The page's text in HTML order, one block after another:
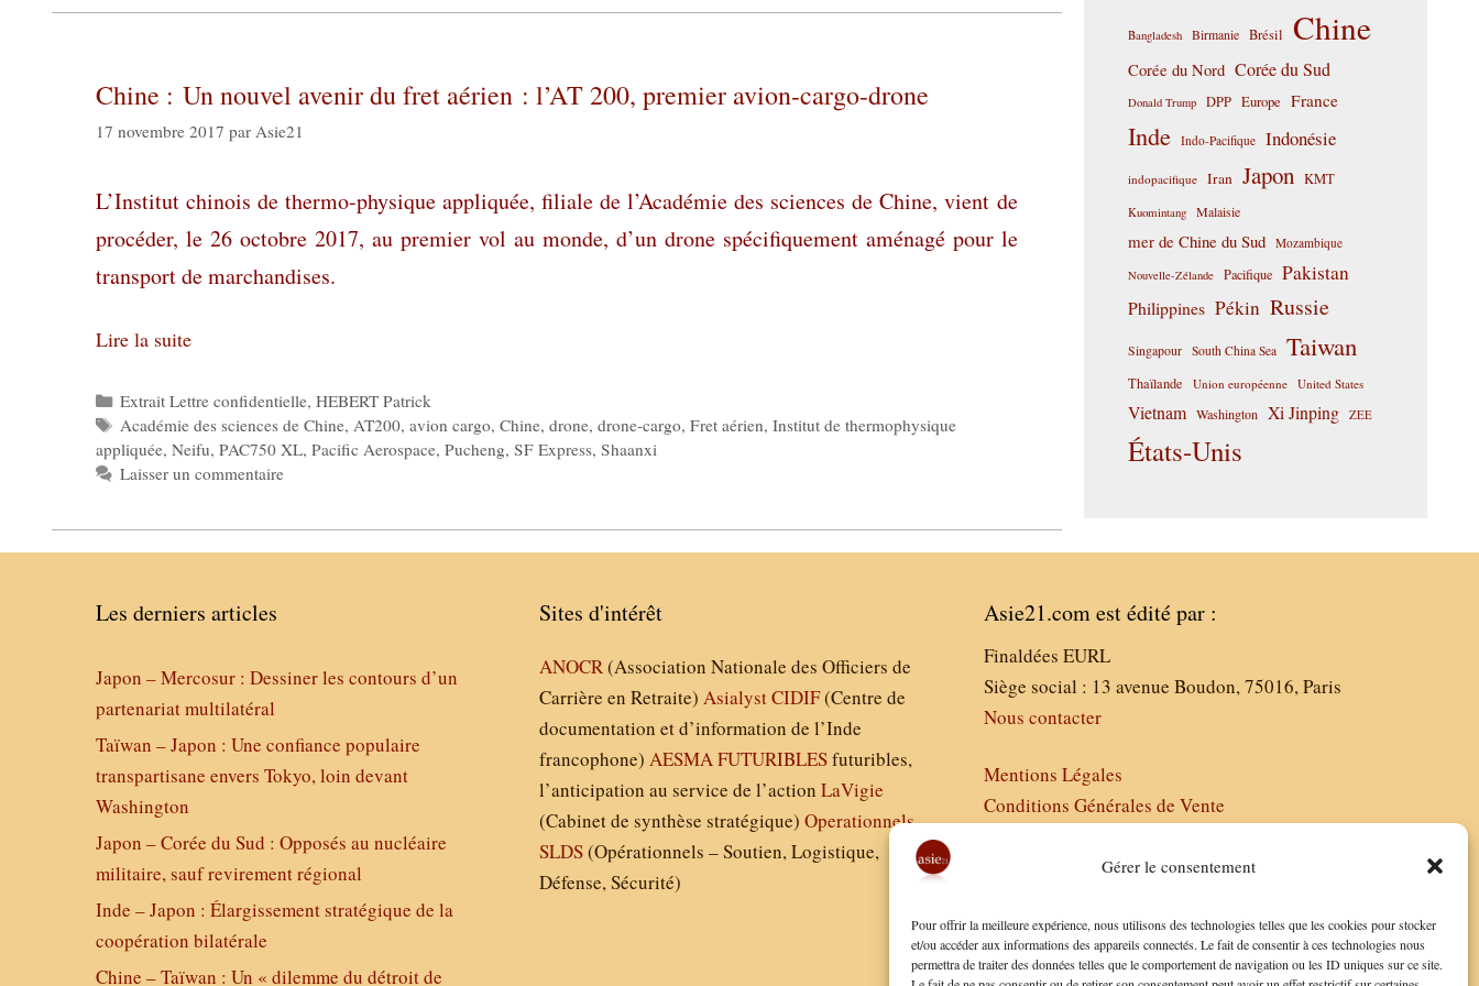
Gérer le consentement
Pour offrir la meilleure expérience, nous utilisons des technologies telles que les cookies pour stocker
et/ou accéder aux informations des appareils connectés. Le fait de consentir à ces technologies nous
permettra de traiter des données telles que le comportement de navigation ou les ID uniques sur ce site.
Chine : Un nouvel avenir du fret aérien : l’AT 200, premier avion-cargo-drone
17 novembre 2017 par Asie21
L’Institut chinois de thermo-physique appliquée, filiale de l’Académie des sciences de Chine, vient de
procéder, le 26 octobre 2017, au premier vol au monde, d’un drone spécifiquement aménagé pour le
transport de marchandises.
Lire la suite
Catégories
Extrait Lettre confidentielle,HEBERT Patrick
Étiquettes
Académie des sciences de Chine,AT200,avion cargo,Chine,drone,drone-cargo,Fret aérien,Institut de thermophysique
appliquée, Neifu, PAC750 XL, Pacific Aerospace, Pucheng, SF Express, Shaanxi
Laisser un commentaire
Bangladesh Birmanie Brésil Chine
Corée du Nord Corée du Sud
Donald Trump DPP Europe France
Inde Indo-Pacifique Indonésie
indopacifique Iran Japon KMT
Kuomintang Malaisie
mer de Chine du Sud Mozambique
Nouvelle-Zélande Pacifique Pakistan
Philippines Pékin Russie
Singapour South China Sea Taiwan
Thaïlande Union européenne United States
Vietnam Washington Xi Jinping ZEE
États-Unis
Les derniers articles
Japon – Mercosur : Dessiner les contours d’un
partenariat multilatéral
Taïwan – Japon : Une confiance populaire
transpartisane envers Tokyo, loin devant
Washington
Japon – Corée du Sud : Opposés au nucléaire
militaire, sauf revirement régional
Inde – Japon : Élargissement stratégique de la
coopération bilatérale
Chine – Taïwan : Un « dilemme du détroit de
Sites d'intérêt
ANOCR(Association Nationale des Officiers de
Carrière en Retraite)AsialystCIDIF(Centre de
documentation et d’information de l’Inde
francophone)AESMAFUTURIBLESfuturibles,
l’anticipation au service de l’actionLaVigie
(Cabinet de synthèse stratégique)Operationnels
SLDS(Opérationnels – Soutien, Logistique,
Défense, Sécurité)
Asie21.com est édité par :
Finaldées EURL
Siège social : 13 avenue Boudon, 75016, Paris
Nous contacter
Mentions Légales
Conditions Générales de Vente